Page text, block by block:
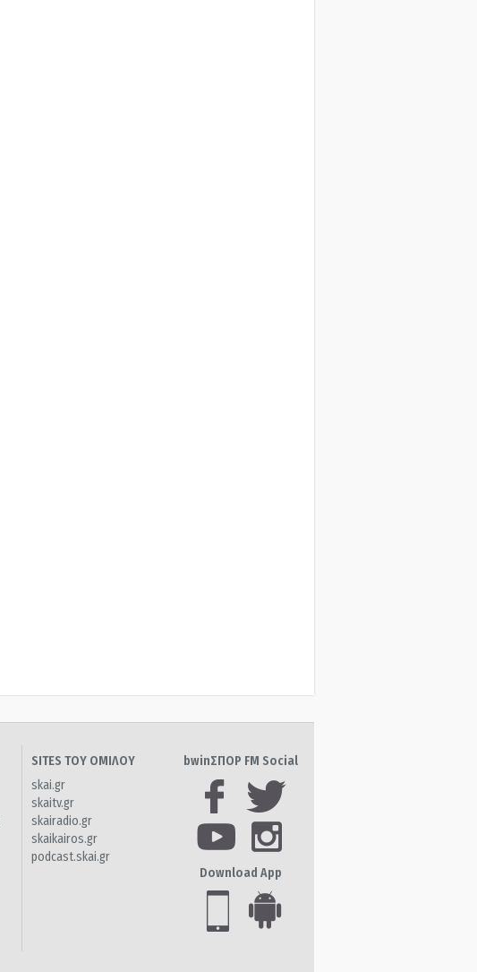
SITES ΤΟΥ ΟΜΙΛΟΥ
skai.gr
skaitv.gr
skairadio.gr
skaikairos.gr
podcast.skai.gr
bwinΣΠΟΡ FM Social
Download App